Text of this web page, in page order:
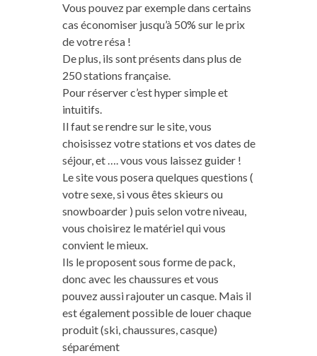
Vous pouvez par exemple dans certains
cas économiser jusqu’à 50% sur le prix
de votre résa !
De plus, ils sont présents dans plus de
250 stations française.
Pour réserver c’est hyper simple et
intuitifs.
Il faut se rendre sur le site, vous
choisissez votre stations et vos dates de
séjour, et …. vous vous laissez guider !
Le site vous posera quelques questions (
votre sexe, si vous êtes skieurs ou
snowboarder ) puis selon votre niveau,
vous choisirez le matériel qui vous
convient le mieux.
Ils le proposent sous forme de pack,
donc avec les chaussures et vous
pouvez aussi rajouter un casque. Mais il
est également possible de louer chaque
produit (ski, chaussures, casque)
séparément